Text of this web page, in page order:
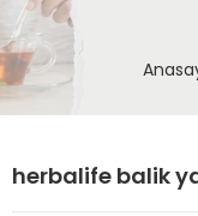
herbalife balik